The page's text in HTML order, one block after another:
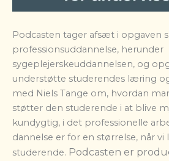
Podcasten tager afsæt i opgaven
professionsuddannelse, herunder
sygeplejerskeuddannelsen, og
understøtte studerendes læring
med Niels Tange om, hvordan
støtter den studerende i at blive
kundygtig, i det professionelle
dannelse er for en størrelse, når vi
studerende. Podcasten er